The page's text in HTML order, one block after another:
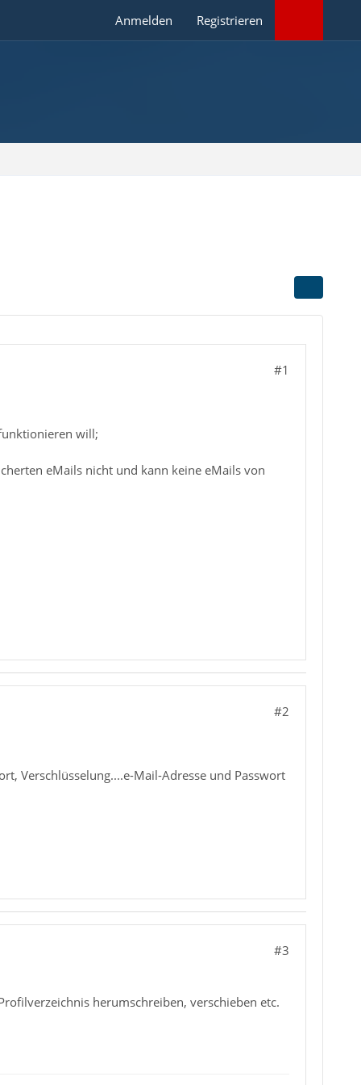
Anmelden Registrieren
#1
will;
eMails nicht und kann keine eMails von
#2
Verschlüsselung....e-Mail-Adresse und Passwort
#3
herumschreiben, verschieben etc.